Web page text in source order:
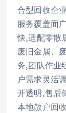
合型回收企
服务覆盖面
快,适配零散
废旧金属、
务,团队作业
户需求灵活
开透明,售后
本地散户回